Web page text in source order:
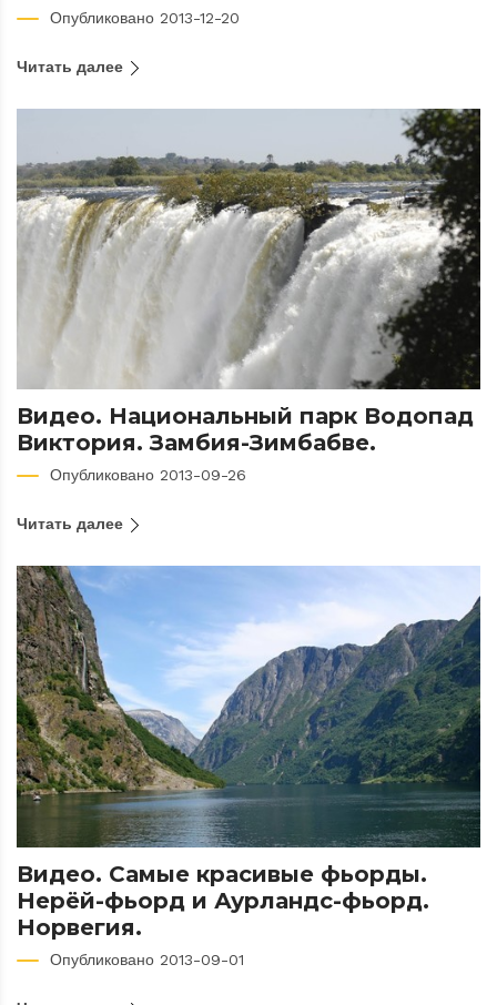
Опубликовано 2013-12-20
Читать далее
Видео. Национальный парк Водопад
Виктория. Замбия-Зимбабве.
Опубликовано 2013-09-26
Читать далее
Видео. Самые красивые фьорды.
Нерёй-фьорд и Аурландс-фьорд.
Норвегия.
Опубликовано 2013-09-01